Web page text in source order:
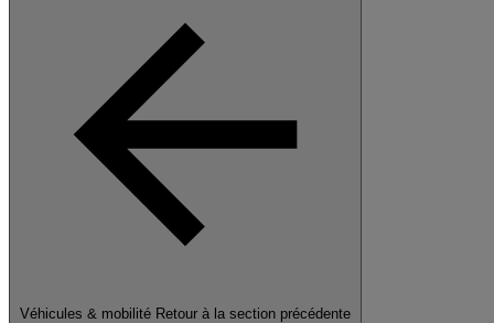
Véhicules & mobilité Retour à la section précédente